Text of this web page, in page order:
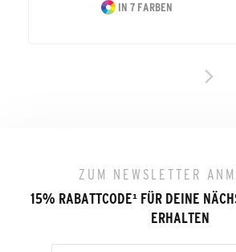
IN 7 FARBEN
ZUM NEWSLETTER
15% RABATTCODE¹ FÜR DEINE
ERHALTEN